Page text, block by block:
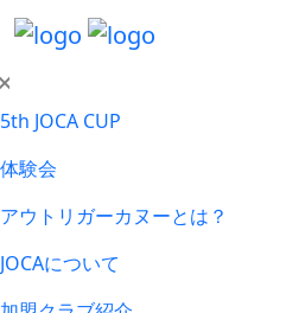
5th JOCA CUP
体験会
アウトリガーカヌーとは？
JOCAについて